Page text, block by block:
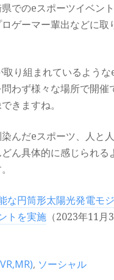
でのeスポーツイベント
ゲーマー輩出などに取
り組まれているような
わず様々な場所で開催
きますね。
んだeスポーツ、人と
ん具体的に感じられる
な円筒形太陽光発電モ
トを実施 （2023年11月
, ソーシャル